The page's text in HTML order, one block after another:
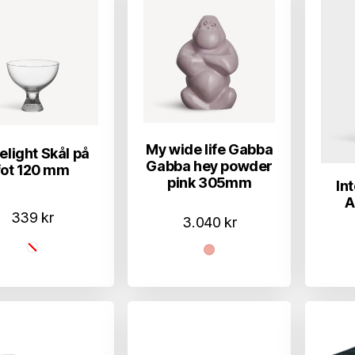
Skål på
120 mm
339 kr
My wide life Gabba
Gabba hey powder
pink 305mm
3.040 kr